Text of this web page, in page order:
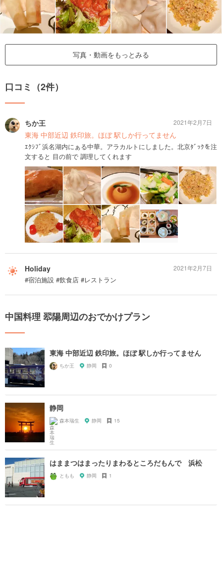
写真・動画をもっとみる
口コミ（2件）
ちか王
東海 中部近辺 鉄印旅。ほぼ 駅しか行ってません
ｴｸｼﾌﾞ浜名湖内にぁる中華。アラカルトにしました。北京ﾀﾞｯｸを注
文すると 目の前で 調理してくれます
2021年2月7日
Holiday
#宿泊施設 #飲食店 #レストラン
2021年2月7日
中国料理 翆陽周辺のおでかけプラン
東海 中部近辺 鉄印旅。ほぼ 駅しか行ってません
ちか王 静岡 0
静岡
森本瑞生 静岡 15
はままつはまったりまわるところだもんで 浜松
ともも 静岡 1